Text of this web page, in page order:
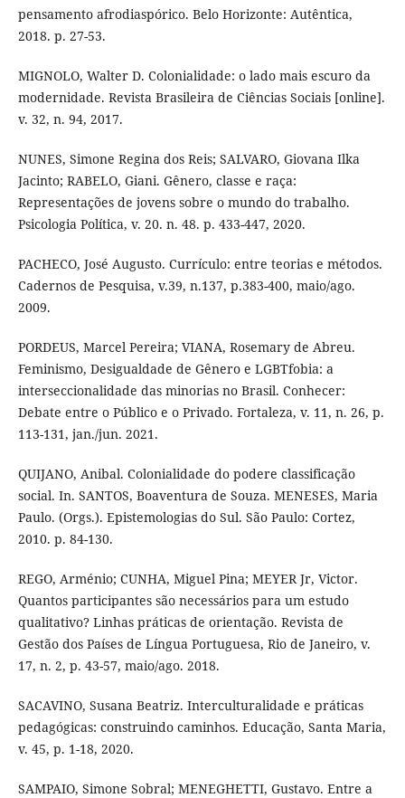
pensamento afrodiaspórico. Belo Horizonte: Autêntica,
2018. p. 27-53.
MIGNOLO, Walter D. Colonialidade: o lado mais escuro da
modernidade. Revista Brasileira de Ciências Sociais [online].
v. 32, n. 94, 2017.
NUNES, Simone Regina dos Reis; SALVARO, Giovana Ilka
Jacinto; RABELO, Giani. Gênero, classe e raça:
Representações de jovens sobre o mundo do trabalho.
Psicologia Política, v. 20. n. 48. p. 433-447, 2020.
PACHECO, José Augusto. Currículo: entre teorias e métodos.
Cadernos de Pesquisa, v.39, n.137, p.383-400, maio/ago.
2009.
PORDEUS, Marcel Pereira; VIANA, Rosemary de Abreu.
Feminismo, Desigualdade de Gênero e LGBTfobia: a
interseccionalidade das minorias no Brasil. Conhecer:
Debate entre o Público e o Privado. Fortaleza, v. 11, n. 26, p.
113-131, jan./jun. 2021.
QUIJANO, Anibal. Colonialidade do podere classificação
social. In. SANTOS, Boaventura de Souza. MENESES, Maria
Paulo. (Orgs.). Epistemologias do Sul. São Paulo: Cortez,
2010. p. 84-130.
REGO, Arménio; CUNHA, Miguel Pina; MEYER Jr, Victor.
Quantos participantes são necessários para um estudo
qualitativo? Linhas práticas de orientação. Revista de
Gestão dos Países de Língua Portuguesa, Rio de Janeiro, v.
17, n. 2, p. 43-57, maio/ago. 2018.
SACAVINO, Susana Beatriz. Interculturalidade e práticas
pedagógicas: construindo caminhos. Educação, Santa Maria,
v. 45, p. 1-18, 2020.
SAMPAIO, Simone Sobral; MENEGHETTI, Gustavo. Entre a